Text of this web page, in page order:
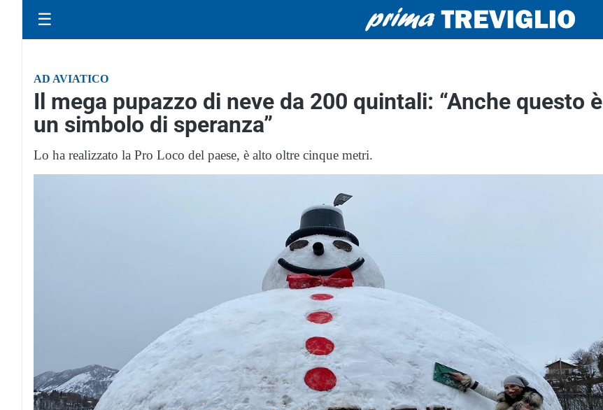
☰
AD AVIATICO
Il mega pupazzo di neve da 200 quintali: “Anche questo è
un simbolo di speranza”
Lo ha realizzato la Pro Loco del paese, è alto oltre cinque metri.